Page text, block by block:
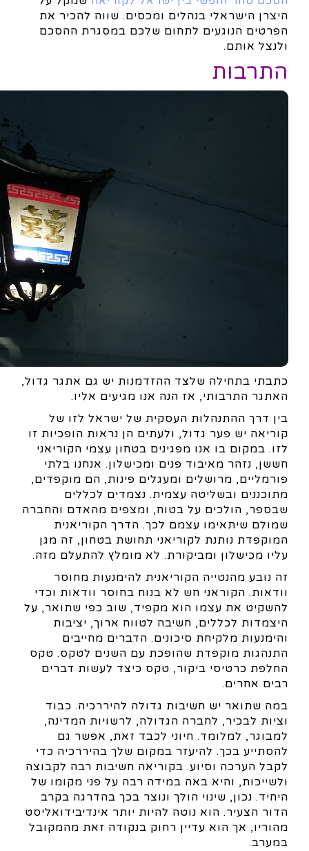
היצרן הישראלי בנהלים ומכסים. שווה להכיר את
הפרטים הנוגעים לתחום שלכם במסגרת ההסכם
ולנצל אותם.
התרבות
כתבתי בתחילה שלצד ההזדמנות יש גם אתגר גדול,
האתגר התרבותי, אז הנה אנו מגיעים אליו.
בין דרך ההתנהלות העסקית של ישראל לזו של
קוריאה יש פער גדול, ולעתים הן נראות הופכיות זו
לזו. במקום בו אנו מפגינים בטחון עצמי הקוריאני
חששן, נזהר מאיבוד פנים ומכישלון. אנחנו בלתי
פורמליים, מרושלים ומעגלים פינות, הם מוקפדים,
מתוכננים ובשליטה עצמית. נצמדים לכללים
שבספר, הולכים על בטוח, ומצפים מהאדם והחברה
שמולם שיתאימו עצמם לכך. הדרך הקוריאנית
המוקפדת נותנת לקוריאני תחושת בטחון, זה מגן
עליו מכישלון ומביקורת. לא מומלץ להתעלם מזה.
זה נובע מהנטייה הקוריאנית להימנעות מחוסר
וודאות. הקוראני חש לא בנוח בחוסר וודאות וכדי
להשקיט את עצמו הוא מקפיד, שוב כפי שתואר, על
היצמדות לכללים, חשיבה לטווח ארוך, יציבות
והימנעות מלקיחת סיכונים. הדברים מחייבים
התנהגות מוקפדת שהופכת עם השנים לטקס. טקס
החלפת כרטיסי ביקור, טקס כיצד לעשות דברים
רבים אחרים.
במה שתואר יש חשיבות גדולה להיררכיה. כבוד
וציות לבכיר, לחברה הגדולה, לרשויות המדינה,
למבוגר, למלומד. חיוני לכבד זאת, אפשר גם
להסתייע בכך. להיעזר במקום שלך בהיררכיה כדי
לקבל הערכה וסיוע. בקוריאה חשיבות רבה לקבוצה
ולשייכות, והיא באה במידה רבה על פני מקומו של
היחיד. נכון, שינוי הולך ונוצר בכך בהדרגה בקרב
הדור הצעיר. הוא נוטה להיות יותר אינדיבידואליסט
מהוריו, אך הוא עדיין רחוק בנקודה זאת מהמקובל
במערב.